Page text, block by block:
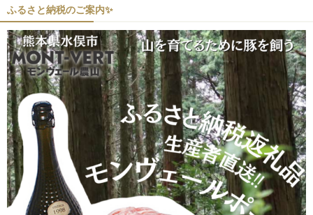
ふるさと納税のご案内✨